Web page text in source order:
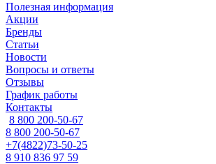
Полезная информация
Акции
Бренды
Статьи
Новости
Вопросы и ответы
Отзывы
График работы
Контакты
8 800 200-50-67
8 800 200-50-67
+7(4822)73-50-25
8 910 836 97 59